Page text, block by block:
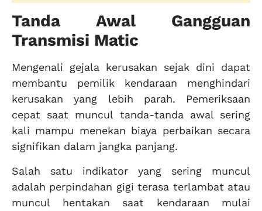
Tanda Awal Gangguan
Transmisi Matic
Mengenali gejala kerusakan sejak dini dapat
membantu pemilik kendaraan menghindari
kerusakan yang lebih parah. Pemeriksaan
cepat saat muncul tanda-tanda awal sering
kali mampu menekan biaya perbaikan secara
signifikan dalam jangka panjang.
Salah satu indikator yang sering muncul
adalah perpindahan gigi terasa terlambat atau
muncul hentakan saat kendaraan mulai